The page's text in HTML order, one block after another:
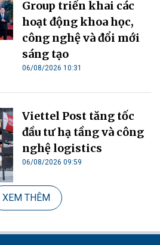
Group triển khai các
hoạt động khoa học,
công nghệ và đổi mới
sáng tạo
06/08/2026 10:31
Viettel Post tăng tốc
đầu tư hạ tầng và công
nghệ logistics
06/08/2026 09:59
XEM THÊM